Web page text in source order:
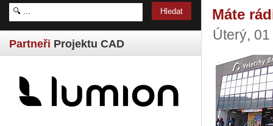
Partneři Projektu CAD
Máte
Úterý,